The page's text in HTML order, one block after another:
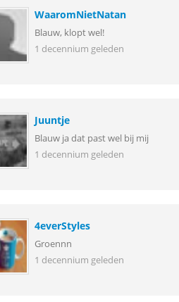
WaaromNietNatan
Blauw, klopt wel!
1 decennium geleden
Juuntje
Blauw ja dat past wel bij mij
1 decennium geleden
4everStyles
Groennn
1 decennium geleden